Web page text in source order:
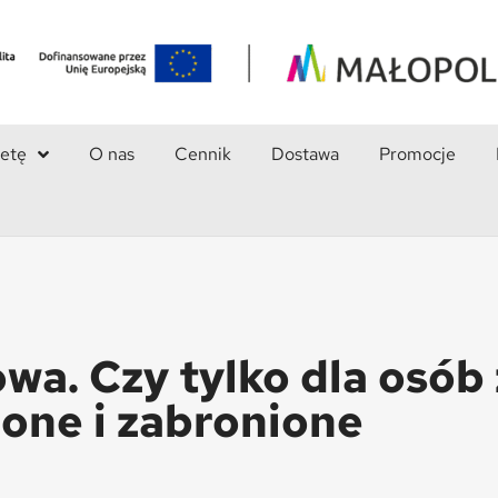
O nas Cennik Dostawa Promocje
Czy tylko dla osób
i zabronione